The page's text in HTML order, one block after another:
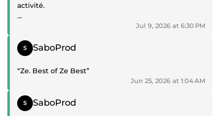
activité.
Solène est au top ! Une vraie professionnelle.
Sa disponibilité, son amabilité et ses délais
respectés, sont des atouts majeurs.
Je recommande fortement Solène à l'ensemble de
Jul 9, 2026 at 6:30 PM
Positive review
SaboProd
“Ze. Best of Ze Best”
Jun 25, 2026 at 1:04 AM
Positive review
SaboProd